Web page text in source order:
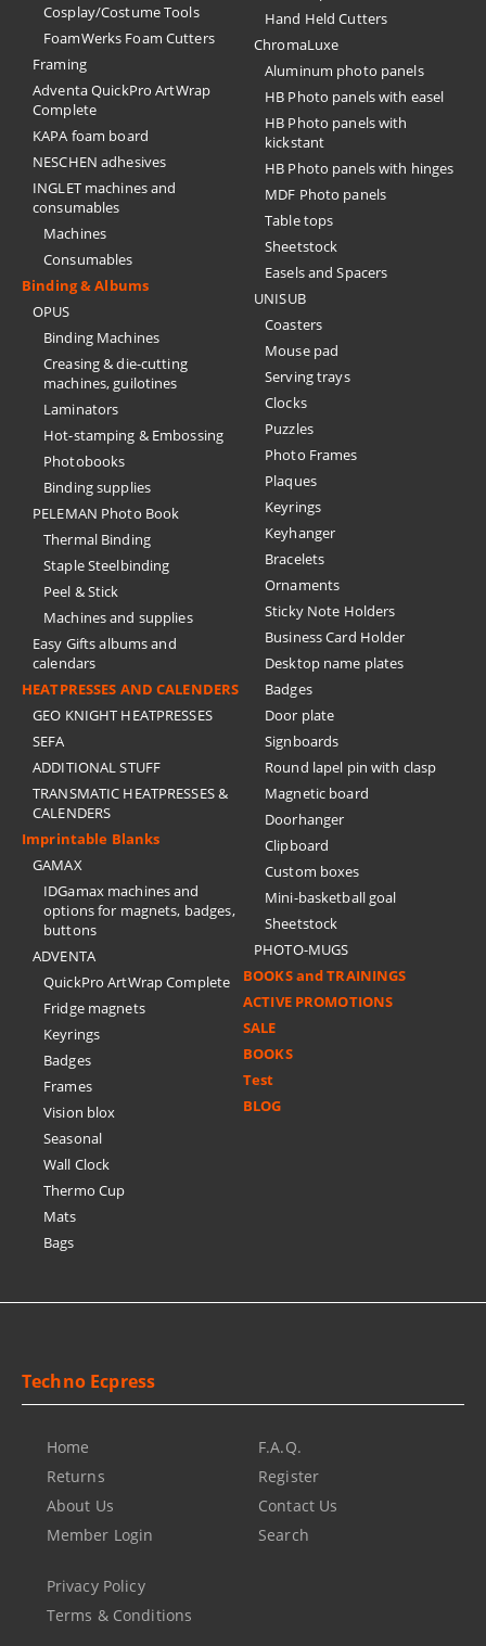
Cosplay/Costume Tools
FoamWerks Foam Cutters
Framing
Adventa QuickPro ArtWrap
Complete
KAPA foam board
NESCHEN adhesives
INGLET machines and
consumables
Machines
Consumables
Binding & Albums
OPUS
Binding Machines
Creasing & die-cutting
machines, guilotines
Laminators
Hot-stamping & Embossing
Photobooks
Binding supplies
PELEMAN Photo Book
Thermal Binding
Staple Steelbinding
Peel & Stick
Machines and supplies
Easy Gifts albums and
calendars
HEATPRESSES AND CALENDERS
GEO KNIGHT HEATPRESSES
SEFA
ADDITIONAL STUFF
TRANSMATIC HEATPRESSES &
CALENDERS
Imprintable Blanks
GAMAX
IDGamax machines and
options for magnets, badges,
buttons
ADVENTA
QuickPro ArtWrap Complete
Fridge magnets
Keyrings
Badges
Frames
Vision blox
Seasonal
Wall Clock
Thermo Cup
Mats
Bags
Hand Held Cutters
ChromaLuxe
Aluminum photo panels
HB Photo panels with easel
HB Photo panels with
kickstant
HB Photo panels with hinges
MDF Photo panels
Table tops
Sheetstock
Easels and Spacers
UNISUB
Coasters
Mouse pad
Serving trays
Clocks
Puzzles
Photo Frames
Plaques
Keyrings
Keyhanger
Bracelets
Ornaments
Sticky Note Holders
Business Card Holder
Desktop name plates
Badges
Door plate
Signboards
Round lapel pin with clasp
Magnetic board
Doorhanger
Clipboard
Custom boxes
Mini-basketball goal
Sheetstock
PHOTO-MUGS
BOOKS and TRAININGS
ACTIVE PROMOTIONS
SALE
BOOKS
Test
BLOG
Techno Ecpress
Home
Returns
About Us
Member Login
F.A.Q.
Register
Contact Us
Search
Privacy Policy
Terms & Conditions